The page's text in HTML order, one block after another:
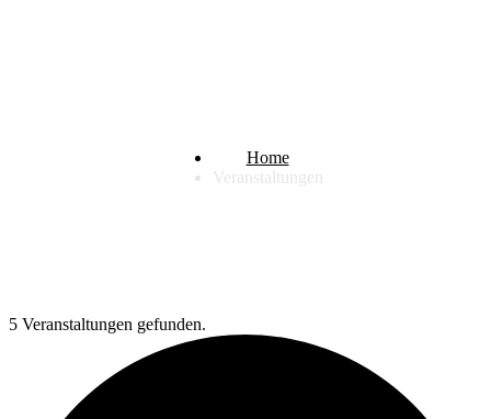
Home
Veranstaltungen
5 Veranstaltungen gefunden.